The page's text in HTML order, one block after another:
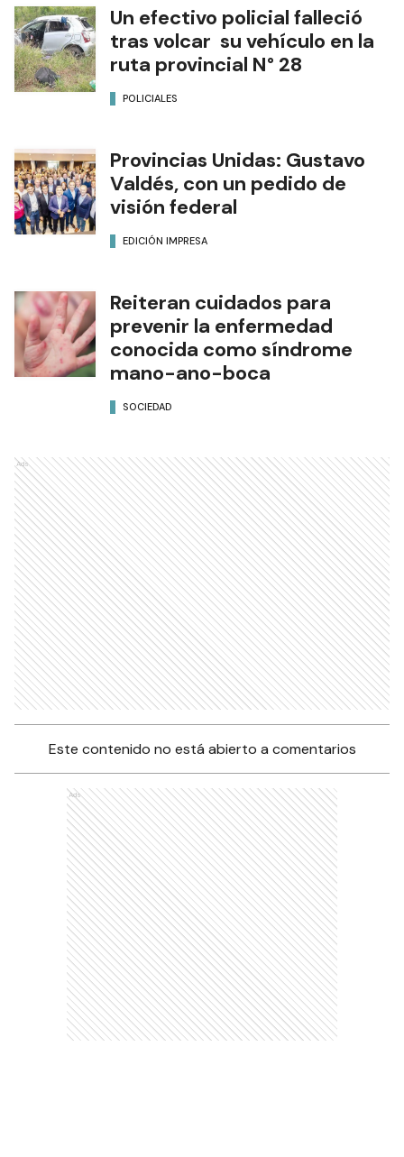
Un efectivo policial falleció
tras volcar su vehículo en la
ruta provincial N° 28
POLICIALES
Provincias Unidas: Gustavo
Valdés, con un pedido de
visión federal
EDICIÓN IMPRESA
Reiteran cuidados para
prevenir la enfermedad
conocida como síndrome
mano-ano-boca
SOCIEDAD
Ads
Este contenido no está abierto a comentarios
Ads